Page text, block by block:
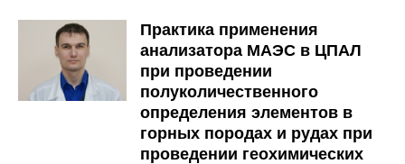
Практика применения
анализатора МАЭС в ЦПАЛ
при проведении
полуколичественного
определения элементов в
горных породах и рудах при
проведении геохимических